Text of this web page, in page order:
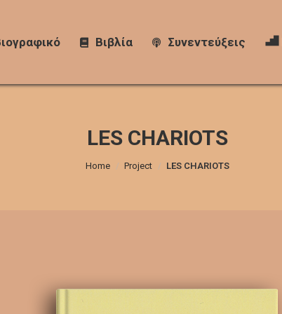
Βιβλία Συνεντεύξεις
LES CHARIOTS
You are here:
Home Project LES CHARIOTS
Βιβλία Συνεντεύξεις